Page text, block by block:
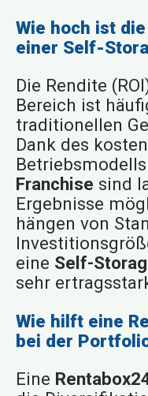
Wie hoch ist
einer Self-
Die Rendite
Bereich ist
traditionellen
Dank des
Franchise sind
Ergebnisse
hängen von
eine Self-
sehr
Wie hilft eine
bei der
Eine